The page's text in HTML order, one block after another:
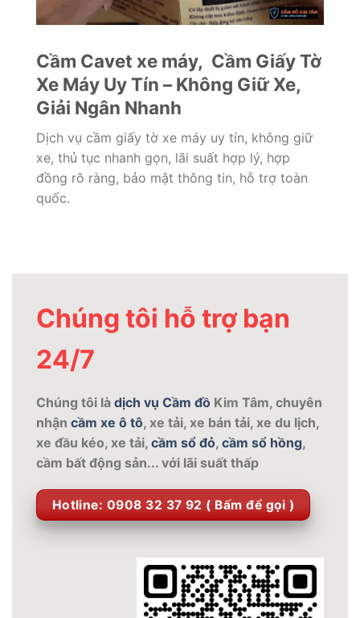
Cầm Cavet xe máy, Cầm Giấy Tờ
Xe Máy Uy Tín – Không Giữ Xe,
Giải Ngân Nhanh
Dịch vụ cầm giấy tờ xe máy uy tín, không giữ
xe, thủ tục nhanh gọn, lãi suất hợp lý, hợp
đồng rõ ràng, bảo mật thông tin, hỗ trợ toàn
quốc.
Chúng tôi hỗ trợ bạn
24/7
Chúng tôi là dịch vụ Cầm đồ Kim Tâm, chuyên
nhận cầm xe ô tô, xe tải, xe bán tải, xe du lịch,
xe đầu kéo, xe tải, cầm sổ đỏ, cầm sổ hồng,
cầm bất động sản... với lãi suất thấp
Hotline: 0908 32 37 92 ( Bấm để gọi )